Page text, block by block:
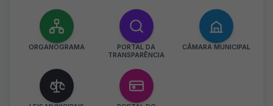
ORGANOGRAMA
PORTAL DA
TRANSPARÊNCIA
CÂMARA MUNICIPAL